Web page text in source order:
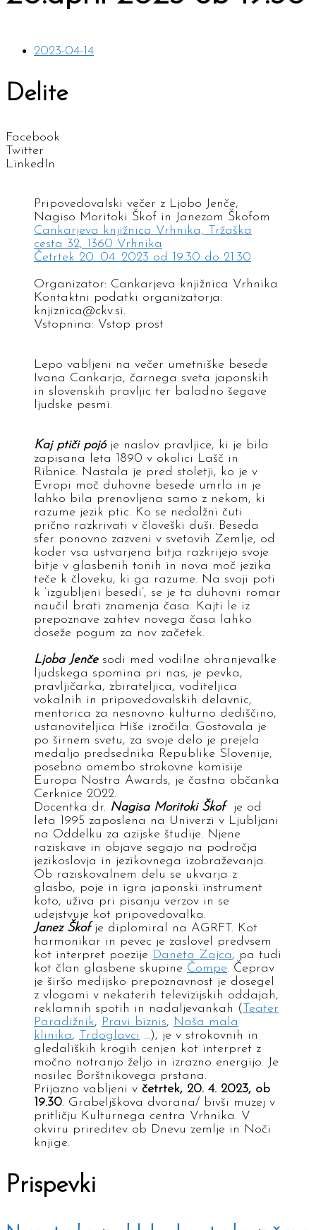
2023-04-14
Delite
Facebook
Twitter
LinkedIn
Pripovedovalski večer z Ljobo Jenče,
Nagiso Moritoki Škof in Janezom Škofom
Cankarjeva knjižnica Vrhnika, Tržaška
cesta 32, 1360 Vrhnika
Četrtek 20. 04. 2023 od 19.30 do 21.30
Organizator: Cankarjeva knjižnica Vrhnika
Kontaktni podatki organizatorja:
knjiznica@ckv.si.
Vstopnina: Vstop prost
Lepo vabljeni na večer umetniške besede
Ivana Cankarja, čarnega sveta japonskih
in slovenskih pravljic ter baladno šegave
ljudske pesmi.
Kaj ptiči pojóje naslov pravljice, ki je bila
zapisana leta 1890 v okolici Lašč in
Ribnice. Nastala je pred stoletji, ko je v
Evropi moč duhovne besede umrla in je
lahko bila prenovljena samo z nekom, ki
razume jezik ptic. Ko se nedolžni čuti
prično razkrivati v človeški duši. Beseda
sfer ponovno zazveni v svetovih Zemlje, od
koder vsa ustvarjena bitja razkrijejo svoje
bitje v glasbenih tonih in nova moč jezika
teče k človeku, ki ga razume. Na svoji poti
k ‘izgubljeni besedi’, se je ta duhovni romar
naučil brati znamenja časa. Kajti le iz
prepoznave zahtev novega časa lahko
doseže pogum za nov začetek.
Ljoba Jenčesodi med vodilne ohranjevalke
ljudskega spomina pri nas, je pevka,
pravljičarka, zbirateljica, voditeljica
vokalnih in pripovedovalskih delavnic,
mentorica za nesnovno kulturno dediščino,
ustanoviteljica Hiše izročila. Gostovala je
po širnem svetu, za svoje delo je prejela
medaljo predsednika Republike Slovenije,
posebno omembo strokovne komisije
Europa Nostra Awards, je častna občanka
Cerknice 2022.
Docentka dr. Nagisa Moritoki Škofje od
leta 1995 zaposlena na Univerzi v Ljubljani
na Oddelku za azijske študije. Njene
raziskave in objave segajo na področja
jezikoslovja in jezikovnega izobraževanja.
Ob raziskovalnem delu se ukvarja z
glasbo, poje in igra japonski instrument
koto, uživa pri pisanju verzov in se
udejstvuje kot pripovedovalka.
Janez Škofje diplomiral na AGRFT. Kot
harmonikar in pevec je zaslovel predvsem
kot interpret poezije Daneta Zajca, pa tudi
kot član glasbene skupine Čompe. Čeprav
je širšo medijsko prepoznavnost je dosegel
z vlogami v nekaterih televizijskih oddajah,
reklamnih spotih in nadaljevankah (Teater
Paradižnik, Pravi biznis, Naša mala
klinika, Trdoglavci …), je v strokovnih in
gledaliških krogih cenjen kot interpret z
močno notranjo željo in izrazno energijo. Je
nosilec Borštnikovega prstana.
Prijazno vabljeni v četrtek, 20. 4. 2023, ob
19.30. Grabeljškova dvorana/ bivši muzej v
pritličju Kulturnega centra Vrhnika. V
okviru prireditev ob Dnevu zemlje in Noči
knjige.
Prispevki